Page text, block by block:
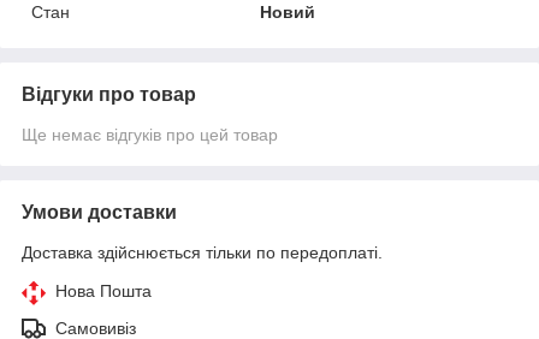
Стан
Новий
Відгуки про товар
Ще немає відгуків про цей товар
Умови доставки
Доставка здійснюється тільки по передоплаті.
Нова Пошта
Самовивіз